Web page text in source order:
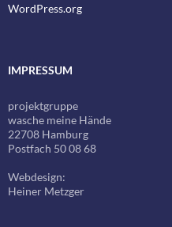
WordPress.org
IMPRESSUM
projektgruppe
wasche meine Hände
22708 Hamburg
Postfach 50 08 68
Webdesign:
Heiner Metzger